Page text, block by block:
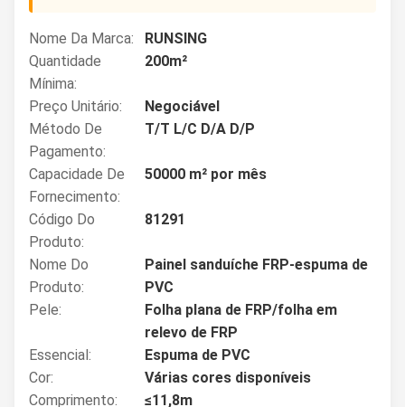
Nome Da Marca:
RUNSING
Quantidade
Mínima:
200m²
Preço Unitário:
Negociável
Método De
Pagamento:
T/T L/C D/A D/P
Capacidade De
Fornecimento:
50000 m² por mês
Código Do
Produto:
81291
Nome Do
Produto:
Painel sanduíche FRP-espuma de
PVC
Pele:
Folha plana de FRP/folha em
relevo de FRP
Essencial:
Espuma de PVC
Cor:
Várias cores disponíveis
Comprimento:
≤11,8m